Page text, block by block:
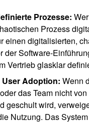
Prozesse:
Prozess
einen digitalisierten,
der Software-
Vertrieb glasklar
User Adoption: Wenn
das Team nicht
geschult wird,
Nutzung. Das